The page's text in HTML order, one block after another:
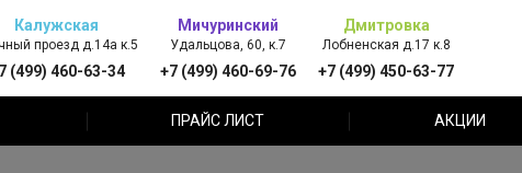
Калужская
проезд д.14а к.5
(499) 460-63-34
Мичуринский
Удальцова, 60, к.7
+7 (499) 460-69-76
Дмитровка
Лобненская д.17 к.8
+7 (499) 450-63-77
ПРАЙС ЛИСТ АКЦИИ